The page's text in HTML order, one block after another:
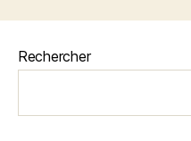
publications
Rechercher